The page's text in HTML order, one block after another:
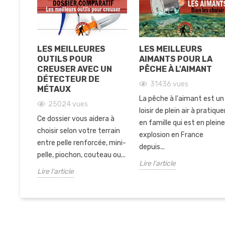
LES MEILLEURES
OUTILS POUR
CREUSER AVEC UN
DÉTECTEUR DE
MÉTAUX
25024vues
Ce dossier vous aidera à
choisir selon votre terrain
entre pelle renforcée, mini-
pelle, piochon, couteau ou...
Lire l'article
LES MEILLEURS
AIMANTS POUR LA
PÊCHE À L'AIMANT
31436vues
La pêche à l'aimant est un
loisir de plein air à
en famille qui est en pleine
explosion en France
depuis...
Lire l'article